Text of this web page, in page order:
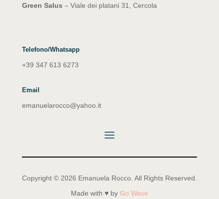
Green Salus – Viale dei platani 31, Cercola
Telefono/Whatsapp
+39 347 613 6273
Email
emanuelarocco@yahoo.it
Copyright © 2026 Emanuela Rocco. All Rights Reserved.
Made with ♥ by Go Wave